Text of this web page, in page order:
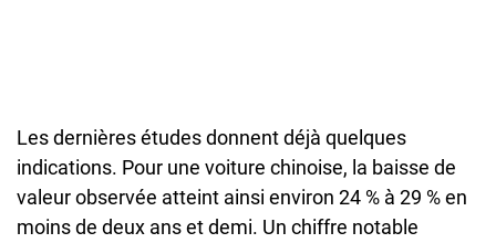
Les dernières études donnent déjà quelques
indications. Pour une voiture chinoise, la baisse de
valeur observée atteint ainsi environ 24 % à 29 % en
moins de deux ans et demi. Un chiffre notable